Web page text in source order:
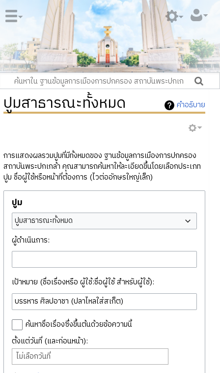
คำอธิบาย
ปูมสาธารณะทั้งหมด
การแสดงผลรวมปูมที่มีทั้งหมดของ ฐานข้อมูลการเมืองการปกครอง
สถาบันพระปกเกล้า คุณสามารถค้นหาให้ละเอียดขึ้นโดยเลือกประเภท
ปูม ชื่อผู้ใช้หรือหน้าที่ต้องการ (ไวต่ออักษรใหญ่เล็ก)
ปูม
ปูมสาธารณะทั้งหมด
ผู้ดำเนินการ:
เป้าหมาย (ชื่อเรื่องหรือ ผู้ใช้:ชื่อผู้ใช้ สำหรับผู้ใช้):
ค้นหาชื่อเรื่องซึ่งขึ้นต้นด้วยข้อความนี้
ตั้งแต่วันที่ (และก่อนหน้า):
ไม่เลือกวันที่